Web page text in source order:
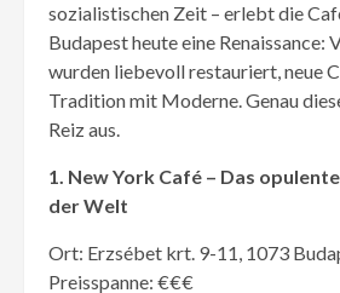
sozialistischen Zeit – erlebt die
Budapest heute eine Renaissance:
wurden liebevoll restauriert, neue
Tradition mit Moderne. Genau
Reiz aus.
1. New York Café – Das
der Welt
Ort: Erzsébet krt. 9-11, 1073
Preisspanne: €€€